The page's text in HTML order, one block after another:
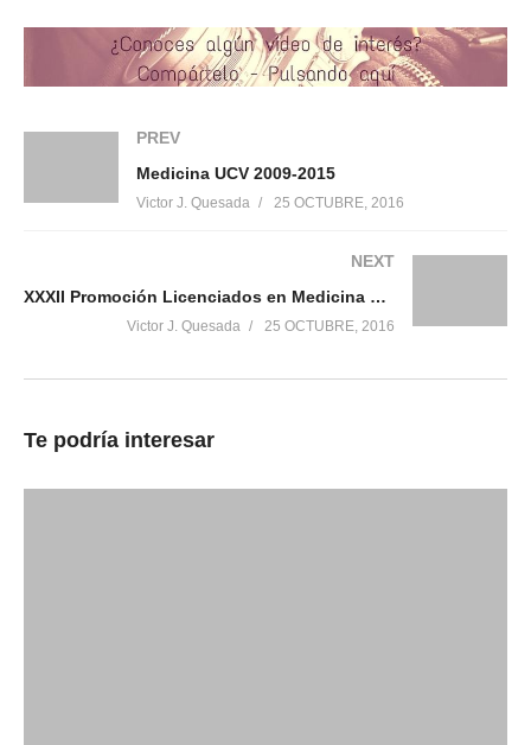
En «Graduación»
4 abril, 2020
En «Graduación»
UCM 2008-2014
PREV
Medicina UCV 2009-2015
Victor J. Quesada 25 OCTUBRE, 2016
NEXT
XXXII Promoción Licenciados en Medicina UMH
Victor J. Quesada 25 OCTUBRE, 2016
Te podría interesar